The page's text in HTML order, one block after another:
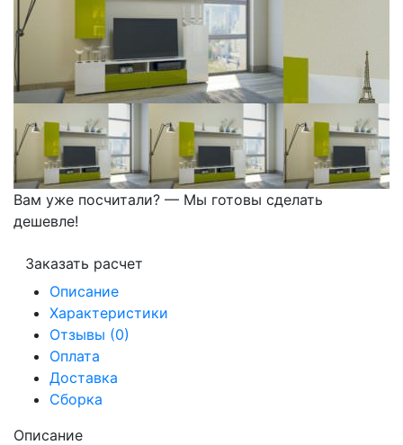
Вам уже посчитали? — Мы готовы сделать
дешевле!
Заказать расчет
Описание
Характеристики
Отзывы (0)
Оплата
Доставка
Сборка
Описание